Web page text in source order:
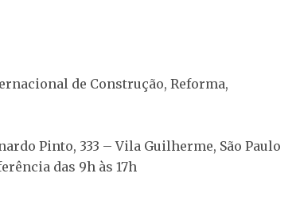
de Construção, Reforma,
Pinto, 333 – Vila Guilherme, São Paulo
das 9h às 17h